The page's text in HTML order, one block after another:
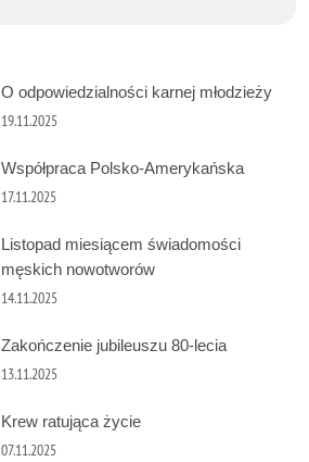
O odpowiedzialności karnej młodzieży
19.11.2025
Współpraca Polsko-Amerykańska
17.11.2025
Listopad miesiącem świadomości
męskich nowotworów
14.11.2025
Zakończenie jubileuszu 80-lecia
13.11.2025
Krew ratująca życie
07.11.2025